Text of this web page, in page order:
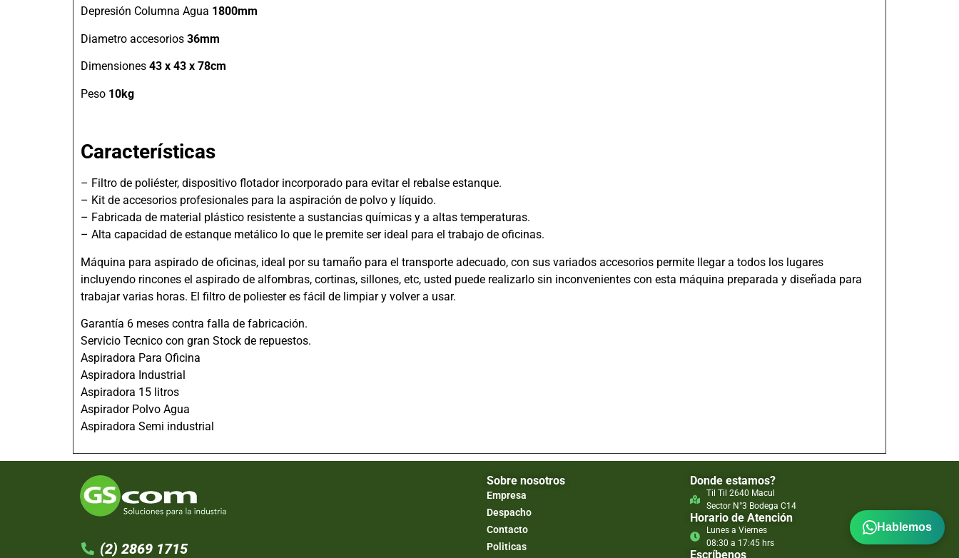
Depresión Columna Agua 1800mm
Diametro accesorios 36mm
Dimensiones 43 x 43 x 78cm
Peso 10kg
Características
– Filtro de poliéster, dispositivo flotador incorporado para evitar el rebalse estanque.
– Kit de accesorios profesionales para la aspiración de polvo y líquido.
– Fabricada de material plástico resistente a sustancias químicas y a altas temperaturas.
– Alta capacidad de estanque metálico lo que le premite ser ideal para el trabajo de oficinas.
Máquina para aspirado de oficinas, ideal por su tamaño para el transporte adecuado, con sus variados accesorios permite llegar a todos los lugares
incluyendo rincones el aspirado de alfombras, cortinas, sillones, etc, usted puede realizarlo sin inconvenientes con esta máquina preparada y diseñada para
trabajar varias horas. El filtro de poliester es fácil de limpiar y volver a usar.
Garantía 6 meses contra falla de fabricación.
Servicio Tecnico con gran Stock de repuestos.
Aspiradora Para Oficina
Aspiradora Industrial
Aspiradora 15 litros
Aspirador Polvo Agua
Aspiradora Semi industrial
(2) 2869 1715
Sobre nosotros
Empresa
Despacho
Contacto
Politicas
Donde estamos?
Til Til 2640 Macul
Sector N°3 Bodega C14
Horario de Atención
Lunes a Viernes
08:30 a 17:45 hrs
Escríbenos
Hablemos